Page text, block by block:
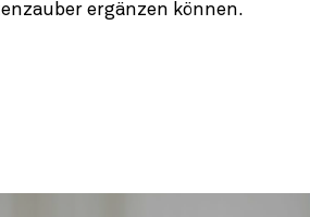
ergänzen können.